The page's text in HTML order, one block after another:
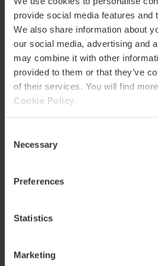
provide social media features and
We also share information about
our social media, advertising and
may combine it with other
provided to them or that they’ve
of their services. You will find
Cookie Policy
Selection
Necessary
Preferences
Statistics
Marketing
und barrierefreie Toiletten für
Behinderungen. Zudem gibt es eine
und dem Regionalterminal.
Es befindet sich auf der
touristische Informationen ,
verschiedenen Sprachen, eine
Aufenthalts in der Stadt sowie
wodurch eine gute
Autovermietung am
mit Büro im Erdgeschoss des